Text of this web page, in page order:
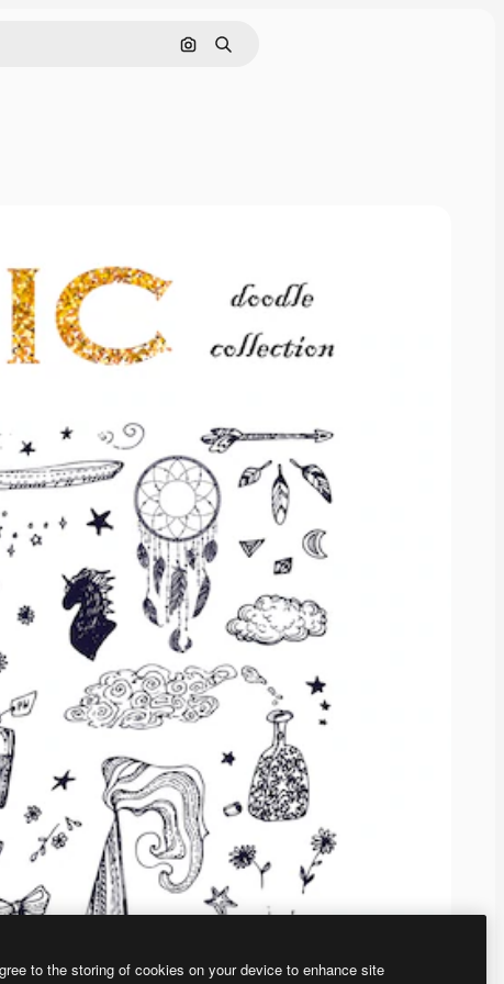
画像で検索
検索
to the storing of cookies on your device to enhance site